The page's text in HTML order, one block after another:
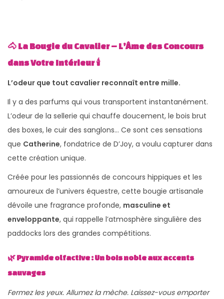
🐴 La Bougie du Cavalier – L’Âme des Concours
dans Votre Intérieur 🕯️
L’odeur que tout cavalier reconnaît entre mille.
Il y a des parfums qui vous transportent instantanément.
L’odeur de la sellerie qui chauffe doucement, le bois brut
des boxes, le cuir des sanglons… Ce sont ces sensations
que Catherine, fondatrice de D’Joy, a voulu capturer dans
cette création unique.
Créée pour les passionnés de concours hippiques et les
amoureux de l’univers équestre, cette bougie artisanale
dévoile une fragrance profonde, masculine et
enveloppante, qui rappelle l’atmosphère singulière des
paddocks lors des grandes compétitions.
🌿 Pyramide olfactive : Un bois noble aux accents
sauvages
Fermez les yeux. Allumez la mèche. Laissez-vous emporter